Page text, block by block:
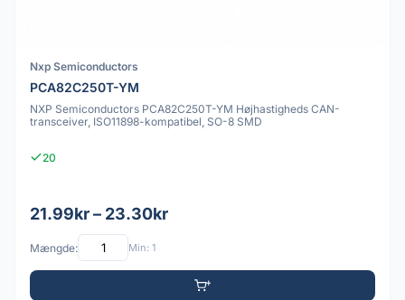
Nxp Semiconductors
PCA82C250T-YM
NXP Semiconductors PCA82C250T-YM Højhastigheds CAN-
transceiver, ISO11898-kompatibel, SO-8 SMD
20
21.99kr – 23.30kr
Mængde: Min: 1